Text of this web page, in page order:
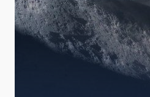
IACTEC LINES